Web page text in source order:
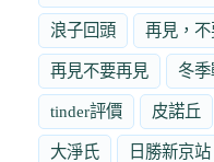
浪子回頭 再見，
再見不要再見 冬
tinder評價 皮諾丘
大淨氏 日勝新京站